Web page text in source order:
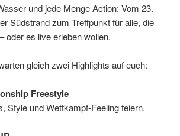
und jede Menge Action: Vom 23.
Südstrand zum Treffpunkt für alle, die
oder es live erleben wollen.
gleich zwei Highlights auf euch:
Freestyle
Style und Wettkampf-Feeling feiern.